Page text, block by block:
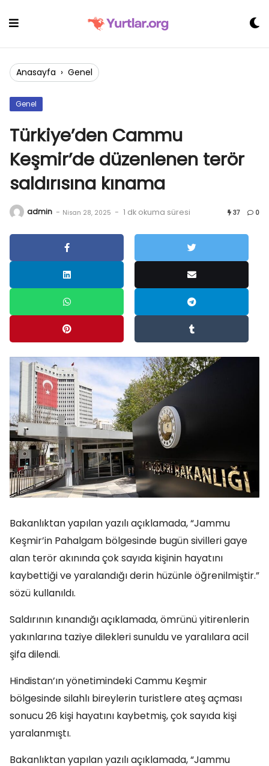
Anasayfa › Genel
Genel
Türkiye’den Cammu
Keşmir’de düzenlenen terör
saldırısına kınama
admin - Nisan 28, 2025 - 1 dk okuma süresi 37 0
Bakanlıktan yapılan yazılı açıklamada, “Jammu
Keşmir’in Pahalgam bölgesinde bugün sivilleri gaye
alan terör akınında çok sayıda kişinin hayatını
kaybettiği ve yaralandığı derin hüzünle öğrenilmiştir.”
sözü kullanıldı.
Saldırının kınandığı açıklamada, ömrünü yitirenlerin
yakınlarına taziye dilekleri sunuldu ve yaralılara acil
şifa dilendi.
Hindistan’ın yönetimindeki Cammu Keşmir
bölgesinde silahlı bireylerin turistlere ateş açması
sonucu 26 kişi hayatını kaybetmiş, çok sayıda kişi
yaralanmıştı.
Bakanlıktan yapılan yazılı açıklamada, “Jammu